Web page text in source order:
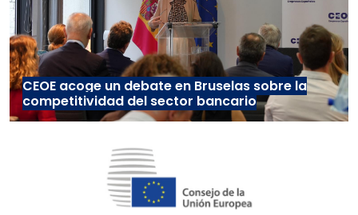
CEOE acoge un debate en Bruselas sobre la
competitividad del sector bancario